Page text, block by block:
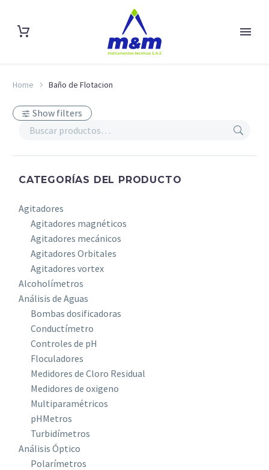
Home Baño de Flotacion
Show filters
CATEGORÍAS DEL PRODUCTO
Agitadores
Agitadores magnéticos
Agitadores mecánicos
Agitadores Orbitales
Agitadores vortex
Alcoholímetros
Análisis de Aguas
Bombas dosificadoras
Conductímetro
Controles de pH
Floculadores
Medidores de Cloro Residual
Medidores de oxigeno
Multiparamétricos
pHMetros
Turbidímetros
Análisis Óptico
Polarímetros